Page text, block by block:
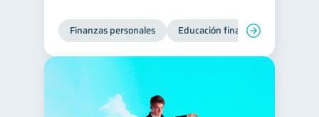
Finanzas personales Educación financiera